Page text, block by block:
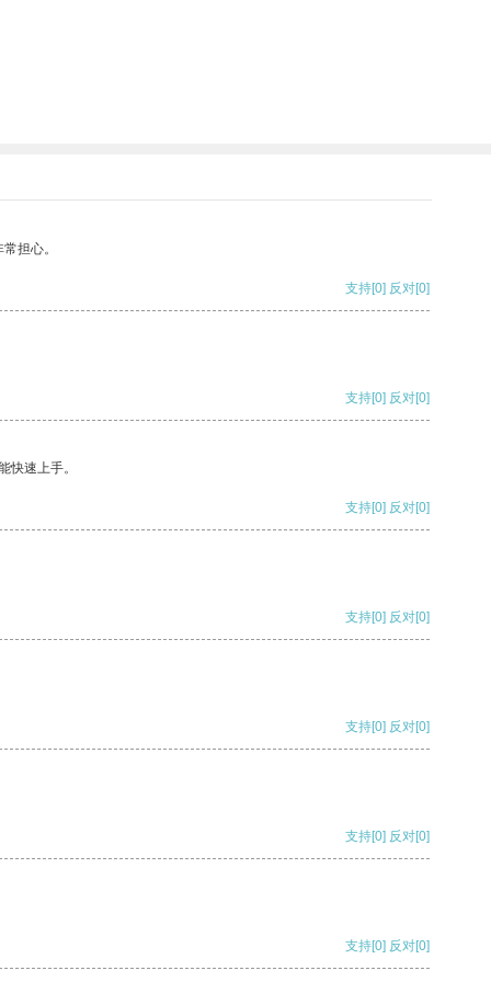
担心。
支持[0] 反对[0]
支持[0] 反对[0]
快速上手。
支持[0] 反对[0]
支持[0] 反对[0]
支持[0] 反对[0]
支持[0] 反对[0]
支持[0] 反对[0]